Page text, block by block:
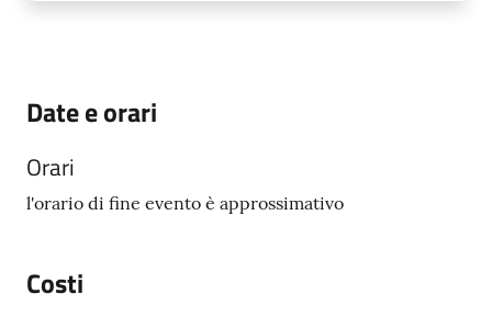
Date e orari
Orari
l'orario di fine evento è approssimativo
Costi